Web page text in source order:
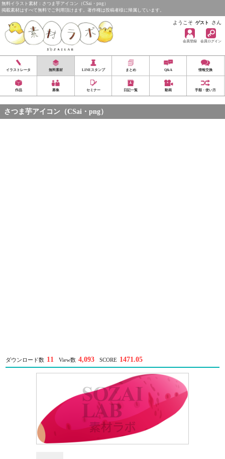
無料イラスト素材：さつま芋アイコン（CSai・png）
掲載素材はすべて無料でご利用頂けます。著作権は投稿者様に帰属しています。
ようこそ ゲスト さん
会員登録 会員ログイン
イラストレータ 無料素材 LINEスタンプ まとめ Q&A 情報交換
作品 募集 セミナー 日記一覧 動画 手順・使い方
さつま芋アイコン（CSai・png）
ダウンロード数 11 View数 4,093 SCORE 1471.05